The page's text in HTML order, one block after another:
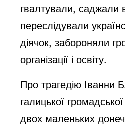
гвалтували, саджали
переслідували
діячок, забороняли
організації і освіту.
Про трагедію Іванни
галицької
двох маленьких